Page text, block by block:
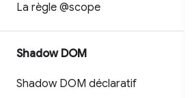
La règle @scope
Shadow DOM
Shadow DOM déclaratif